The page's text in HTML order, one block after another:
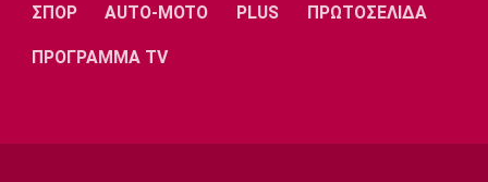
Ίντερ
ΣΠΟΡ AUTO-MOTO PLUS ΠΡΩΤΟΣΕΛΙΔΑ
ΠΡΟΓΡΑΜΜΑ TV